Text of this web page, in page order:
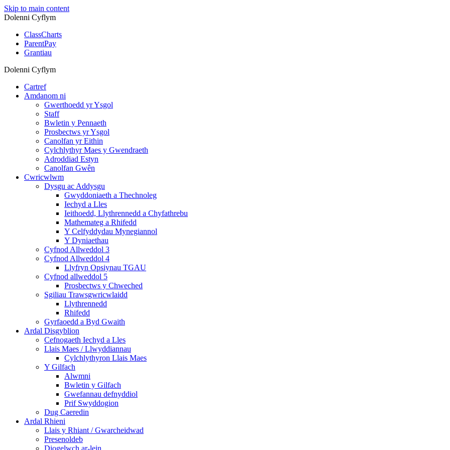
Skip to main content
Dolenni Cyflym
ClassCharts
ParentPay
Grantiau
Dolenni Cyflym
Cartref
Amdanom ni
Gwerthoedd yr Ysgol
Staff
Bwletin y Pennaeth
Prosbectws yr Ysgol
Canolfan yr Eithin
Cylchlythyr Maes y Gwendraeth
Adroddiad Estyn
Canolfan Gwên
Cwricwlwm
Dysgu ac Addysgu
Gwyddoniaeth a Thechnoleg
Iechyd a Lles
Ieithoedd, Llythrennedd a Chyfathrebu
Mathemateg a Rhifedd
Y Celfyddydau Mynegiannol
Y Dyniaethau
Cyfnod Allweddol 3
Cyfnod Allweddol 4
Llyfryn Opsiynau TGAU
Cyfnod allweddol 5
Prosbectws y Chweched
Sgiliau Trawsgwricwlaidd
Llythrennedd
Rhifedd
Gyrfaoedd a Byd Gwaith
Ardal Disgyblion
Cefnogaeth Iechyd a Lles
Llais Maes / Llwyddiannau
Cylchlythyron Llais Maes
Y Gilfach
Alwmni
Bwletin y Gilfach
Gwefannau defnyddiol
Prif Swyddogion
Dug Caeredin
Ardal Rhieni
Llais y Rhiant / Gwarcheidwad
Presenoldeb
Diogelwch ar-lein